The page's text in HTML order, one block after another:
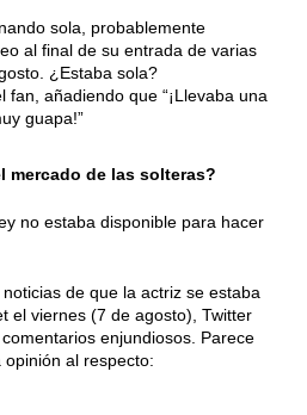
sola, probablemente
al final de su entrada de varias
¿Estaba sola?
fan, añadiendo que “¡Llevaba una
guapa!”
mercado de las solteras?
no estaba disponible para hacer
de que la actriz se estaba
el viernes (7 de agosto), Twitter
enjundiosos. Parece
al respecto: